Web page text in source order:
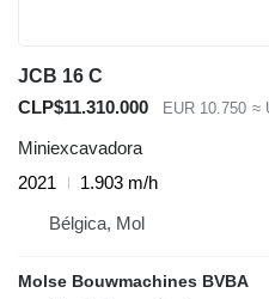
JCB 16 C
CLP$11.310.000
EUR 10.750 ≈
Miniexcavadora
2021
1.903 m/h
Bélgica, Mol
Molse Bouwmachines BVBA